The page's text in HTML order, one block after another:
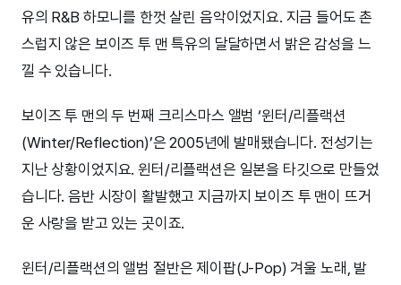
유의 R&B 하모니를 한껏 살린 음악이었지요. 지금 들어도 촌
스럽지 않은 보이즈 투 맨 특유의 달달하면서 밝은 감성을 느
낄 수 있습니다.
보이즈 투 맨의 두 번째 크리스마스 앨범 ‘윈터/리플랙션
(Winter/Reflection)’은 2005년에 발매됐습니다. 전성기는
지난 상황이었지요. 윈터/리플랙션은 일본을 타깃으로 만들었
습니다. 음반 시장이 활발했고 지금까지 보이즈 투 맨이 뜨거
운 사랑을 받고 있는 곳이죠.
윈터/리플랙션의 앨범 절반은 제이팝(J-Pop) 겨울 노래, 발